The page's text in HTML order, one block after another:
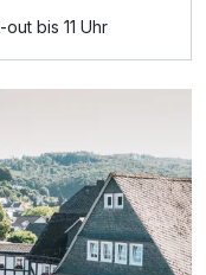
p.P. ab256,00 €
bis 11 Uhr